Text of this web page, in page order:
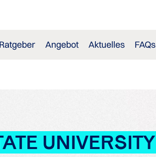
Ratgeber Angebot Aktuelles FAQs
UNIVERSITY